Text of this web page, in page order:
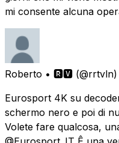
mi consente alcuna
Roberto • 🆁🆅 (@rrtvln)
Eurosport 4K su
schermo nero e poi di
Volete fare qualcosa,